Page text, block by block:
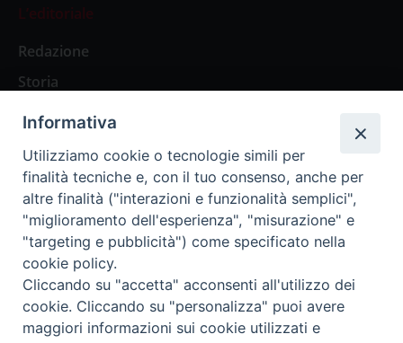
L’editoriale
Redazione
Storia
Abbonamenti
Abbonamento Annuale Digitale
Abbonamento Annuale Cartaceo
Abbonamento Singola Copia Digitale
Informativa
Utilizziamo cookie o tecnologie simili per
finalità tecniche e, con il tuo consenso, anche per
altre finalità ("interazioni e funzionalità semplici",
"miglioramento dell'esperienza", "misurazione" e
"targeting e pubblicità") come specificato nella
cookie policy.
Cliccando su "accetta" acconsenti all'utilizzo dei
cookie. Cliccando su "personalizza" puoi avere
maggiori informazioni sui cookie utilizzati e